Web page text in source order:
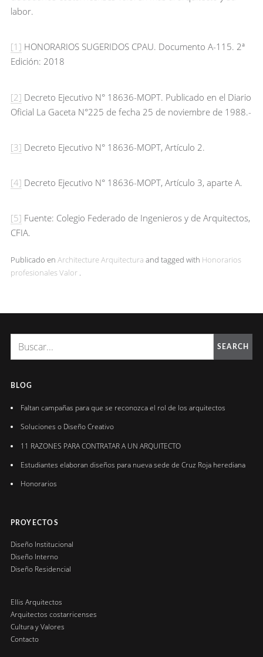
labor.
[1] HONORARIOS SUGERIDOS CPAU. Documento A-115. 2ª
Edición: 2018
[2] Decreto Ejecutivo N° 18636-MOPT. Publicado en el Diario
Oficial La Gaceta N°225 de fecha 25 de noviembre de 1988.-
[3] Decreto Ejecutivo N° 18636-MOPT, Artículo 2.
[4] Decreto Ejecutivo N° 18636-MOPT, Artículo 3, aparte A.
[5] Fuente: Colegio Federado de Ingenieros y de Arquitectos,
CFIA.
Publicado en ArchitectureArquitectura and tagged with Honorarios
profesionalesValor .
SEARCH
BLOG
Faltan campañas para que se reconozca el rol de los arquitectos
Soluciones o Diseño Creativo
11 RAZONES PARA CONTRATAR A UN ARQUITECTO
Estudiantes elaboran diseños para nueva sede de Cruz Roja herediana
Honorarios
PROYECTOS
Diseño Institucional
Diseño Interno
Diseño Residencial
Ellis Arquitectos
Arquitectos costarricenses
Cultura y Valores
Contacto